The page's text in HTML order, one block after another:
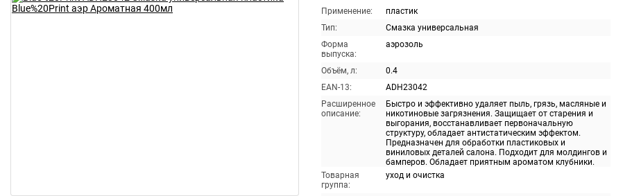
Применение:
пластик
Тип:
Смазка универсальная
Форма
выпуска:
аэрозоль
Объём, л:
0.4
EAN-13:
ADH23042
Расширенное
описание:
Быстро и эффективно удаляет пыль, грязь, масляные и
никотиновые загрязнения. Защищает от старения и
выгорания, восстанавливает первоначальную
структуру, обладает антистатическим эффектом.
Предназначен для обработки пластиковых и
виниловых деталей салона. Подходит для молдингов и
бамперов. Обладает приятным ароматом клубники.
Товарная
группа:
уход и очистка